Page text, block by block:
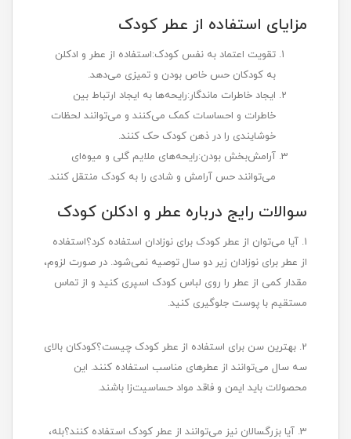
مزایای استفاده از عطر کودک
تقویت اعتماد به نفس کودک:استفاده از عطر و ادکلن
به کودکان حس خاص بودن و تمیزی می‌دهد.
ایجاد خاطرات ماندگار:رایحه‌ها به ایجاد ارتباط بین
خاطرات و احساسات کمک می‌کنند و می‌توانند لحظات
خوشایندی را در ذهن کودک حک کنند.
آرامش‌بخش بودن:رایحه‌های ملایم گلی و میوه‌ای
می‌توانند حس آرامش و شادی را به کودک منتقل کنند.
سوالات رایج درباره عطر و ادکلن کودک
1. آیا می‌توان از عطر کودک برای نوزادان استفاده کرد؟استفاده
از عطر برای نوزادان زیر دو سال توصیه نمی‌شود. در صورت لزوم،
مقدار کمی از عطر را روی لباس کودک اسپری کنید و از تماس
مستقیم با پوست جلوگیری کنید.
2. بهترین سن برای استفاده از عطر کودک چیست؟کودکان بالای
سه سال می‌توانند از عطرهای مناسب استفاده کنند. این
محصولات باید ایمن و فاقد مواد حساسیت‌زا باشند.
3. آیا بزرگسالان نیز می‌توانند از عطر کودک استفاده کنند؟بله،